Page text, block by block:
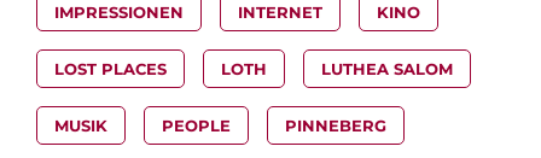
IMPRESSIONEN INTERNET KINO
LOST PLACES LOTH LUTHEA SALOM
MUSIK PEOPLE PINNEBERG